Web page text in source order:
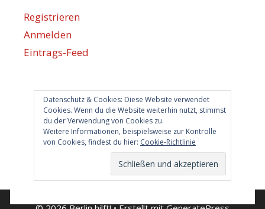
Datenschutz & Cookies: Diese Website verwendet
Cookies. Wenn du die Website weiterhin nutzt, stimmst
du der Verwendung von Cookies zu.
Weitere Informationen, beispielsweise zur Kontrolle
von Cookies, findest du hier: Cookie-Richtlinie
Registrieren
Anmelden
Eintrags-Feed
WordPress.org
Berlin hilft
info@berlin-hilft.com